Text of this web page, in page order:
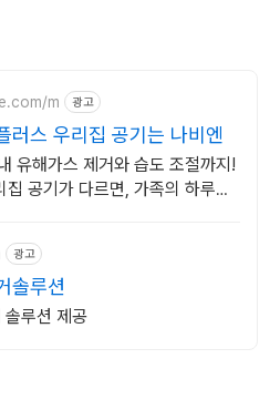
m 광고
러스 우리집 공기는 나비엔
유해가스 제거와 습도 조절까지!
공기가 다르면, 가족의 하루도
광고
솔루션
루션 제공